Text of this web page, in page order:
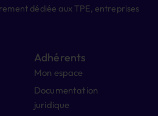
dédiée aux TPE, entreprises
Adhérents
Mon espace
Documentation
juridique